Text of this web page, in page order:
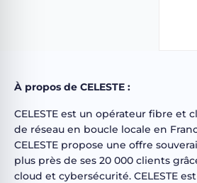
À propos de CELESTE :
CELESTE est un opérateur fibre
de réseau en boucle locale en
CELESTE propose une offre
plus près de ses 20 000 clients
cloud et cybersécurité. CELESTE